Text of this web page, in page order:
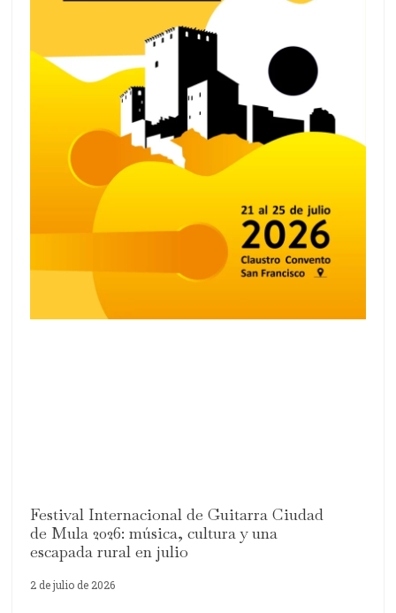
Festival Internacional de Guitarra Ciudad
de Mula 2026: música, cultura y una
escapada rural en julio
2 de julio de 2026